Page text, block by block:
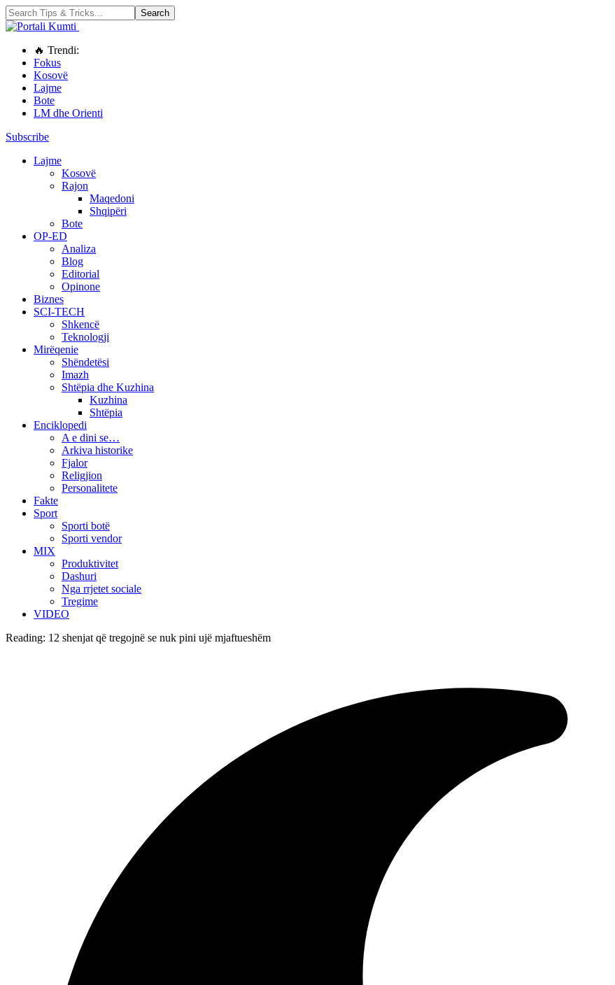
🔥 Trendi:
Fokus
Kosovë
Lajme
Bote
LM dhe Orienti
Subscribe
Lajme
Kosovë
Rajon
Maqedoni
Shqipëri
Bote
OP-ED
Analiza
Blog
Editorial
Opinone
Biznes
SCI-TECH
Shkencë
Teknologji
Mirëqenie
Shëndetësi
Imazh
Shtëpia dhe Kuzhina
Kuzhina
Shtëpia
Enciklopedi
A e dini se…
Arkiva historike
Fjalor
Religjion
Personalitete
Fakte
Sport
Sporti botë
Sporti vendor
MIX
Produktivitet
Dashuri
Nga rrjetet sociale
Tregime
VIDEO
Reading: 12 shenjat që tregojnë se nuk pini ujë mjaftueshëm